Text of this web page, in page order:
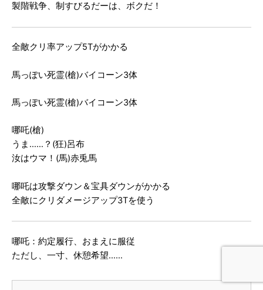
製階戦争、制すびるだーは、ボクだ！
全敵クリ率アップ5Tがかかる
馬っぽい死霊(槍)バイコーン3体
馬っぽい死霊(槍)バイコーン3体
哪吒(槍)
うま……？(狂)呂布
汝はウマ！(馬)赤兎馬
哪吒は攻撃ダウン＆宝具ダウンがかかる
全敵にクリダメージアップ3Tを使う
哪吒：約定履行、おまえに服従
ただし、一寸、休憩希望……